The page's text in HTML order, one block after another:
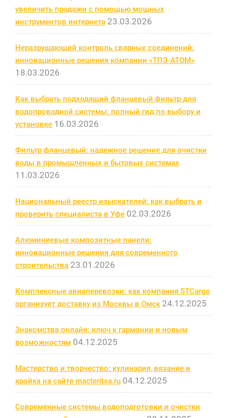
увеличить продажи с помощью мощных
инструментов интернета 23.03.2026
Неразрушающий контроль сварных соединений:
инновационные решения компании «ТПЭ-АТОМ»
18.03.2026
Как выбрать подходящий фланцевый фильтр для
водопроводной системы: полный гид по выбору и
установке 16.03.2026
Фильтр фланцевый: надежное решение для очистки
воды в промышленных и бытовых системах
11.03.2026
Национальный реестр изыскателей: как выбрать и
проверить специалиста в Уфе 02.03.2026
Алюминиевые композитные панели:
инновационные решения для современного
строительства 23.01.2026
Комплексные авиаперевозки: как компания STCargo
организует доставку из Москвы в Омск 24.12.2025
Знакомства онлайн: ключ к гармонии и новым
возможностям 04.12.2025
Мастерство и творчество: кулинария, вязание и
кройка на сайте macteritsa.ru 04.12.2025
Современные системы водоподготовки и очистки